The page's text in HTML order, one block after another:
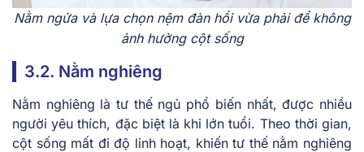
Nằm ngửa và lựa chọn nệm đàn hồi vừa phải để không
ảnh hưởng cột sống
3.2. Nằm nghiêng
Nằm nghiêng là tư thế ngủ phổ biến nhất, được nhiều
người yêu thích, đặc biệt là khi lớn tuổi. Theo thời gian,
cột sống mất đi độ linh hoạt, khiến tư thế nằm nghiêng